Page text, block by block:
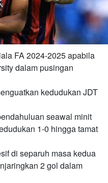
FA 2024-2025 apabila
dalam pusingan
kedudukan JDT
seawal minit
1-0 hingga tamat
di separuh masa kedua
2 gol dalam